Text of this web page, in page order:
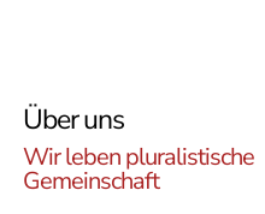
Über uns
Wir leben pluralistische
Gemeinschaft